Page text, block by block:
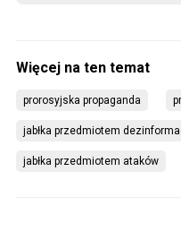
prorosyjska propaganda
jabłka przedmiotem
jabłka przedmiotem ataków